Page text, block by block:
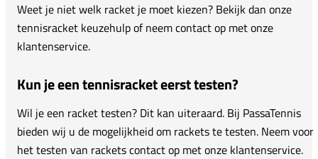
Weet je niet welk racket je moet kiezen? Bekijk dan onze
tennisracket keuzehulp of neem contact op met onze
klantenservice.
Kun je een tennisracket eerst testen?
Wil je een racket testen? Dit kan uiteraard. Bij PassaTennis
bieden wij u de mogelijkheid om rackets te testen. Neem voor
het testen van rackets contact op met onze klantenservice.